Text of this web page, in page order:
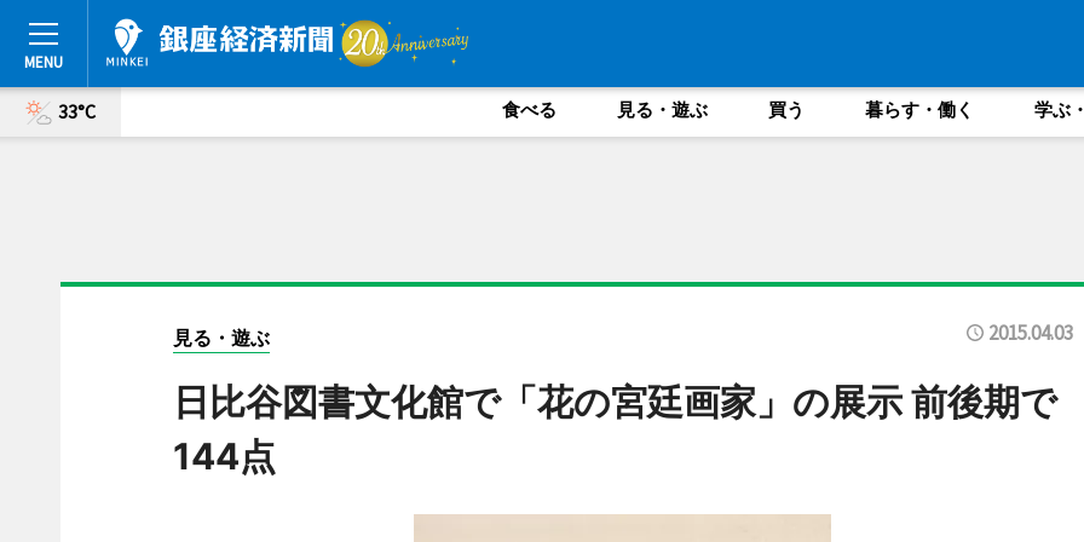
33°C 食べる 見る・遊ぶ 買う 暮らす・働く 学ぶ
見る・遊ぶ 2015.04.03
日比谷図書文化館で「花の宮廷画家」の展示 前後期で
144点